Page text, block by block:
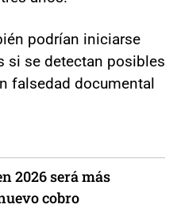
podrían iniciarse
si se detectan posibles
falsedad documental
2026 será más
cobro